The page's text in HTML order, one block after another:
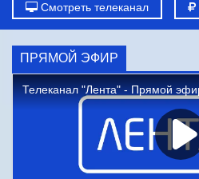
Смотреть телеканал
ПРЯМОЙ ЭФИР